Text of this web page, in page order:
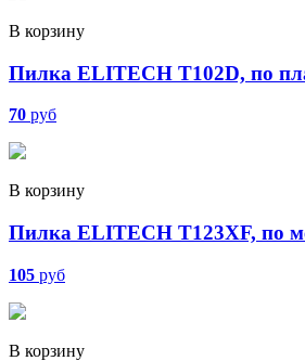
В корзину
Пилка ELITECH T102D, по
70 руб
В корзину
Пилка ELITECH T123ХF, по
105 руб
В корзину